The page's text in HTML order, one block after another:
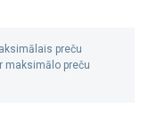
preču
maksimālo preču